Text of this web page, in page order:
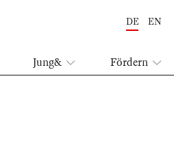
DE EN
Jung& Fördern